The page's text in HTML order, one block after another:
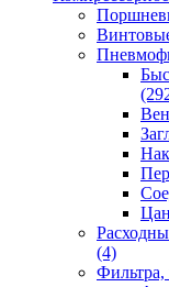
(4)
Фильтра,